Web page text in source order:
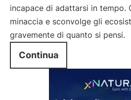
incapace di adattarsi in tempo.
minaccia e sconvolge gli
gravemente di quanto si pensi.
Continua